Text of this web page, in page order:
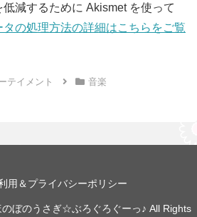
減するために Akismet を使って
タの処理方法の詳細はこちらをご覧
テイメント 音楽
用＆プライバシーポリシー
ぼのうさぎ☆ぶろぐろぐーっ♪ All Rights